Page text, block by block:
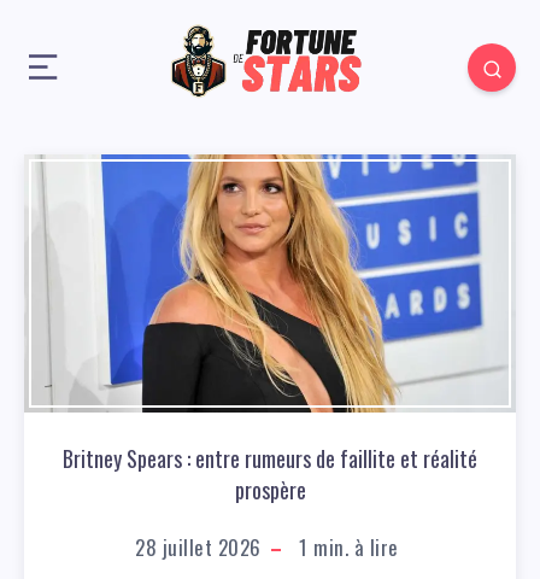
Britney Spears : entre rumeurs de faillite et réalité
prospère
28 juillet 2026 1 min. à lire